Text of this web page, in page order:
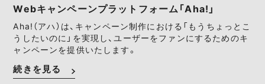
Webキャンペーンプラットフォーム「Aha!」
Aha!（アハ）は、キャンペーン制作における「もうちょっとこ
うしたいのに」を実現し、ユーザーをファンにするためのキ
ャンペーンを提供いたします。
続きを見る